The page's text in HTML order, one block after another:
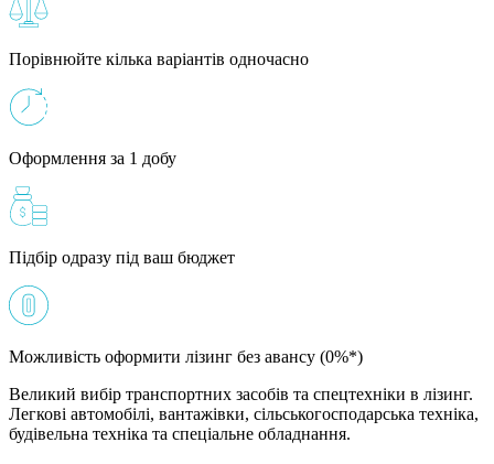
Порівнюйте кілька варіантів одночасно
Оформлення за 1 добу
Підбір одразу під ваш бюджет
Можливість оформити лізинг без авансу (0%*)
Великий вибір транспортних засобів та спецтехніки в лізинг.
Легкові автомобілі, вантажівки, сільськогосподарська техніка,
будівельна техніка та спеціальне обладнання.